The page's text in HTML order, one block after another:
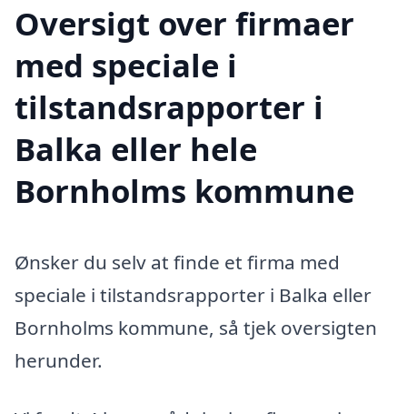
Oversigt over firmaer
med speciale i
tilstandsrapporter i
Balka eller hele
Bornholms kommune
Ønsker du selv at finde et firma med
speciale i tilstandsrapporter i Balka eller
Bornholms kommune, så tjek oversigten
herunder.